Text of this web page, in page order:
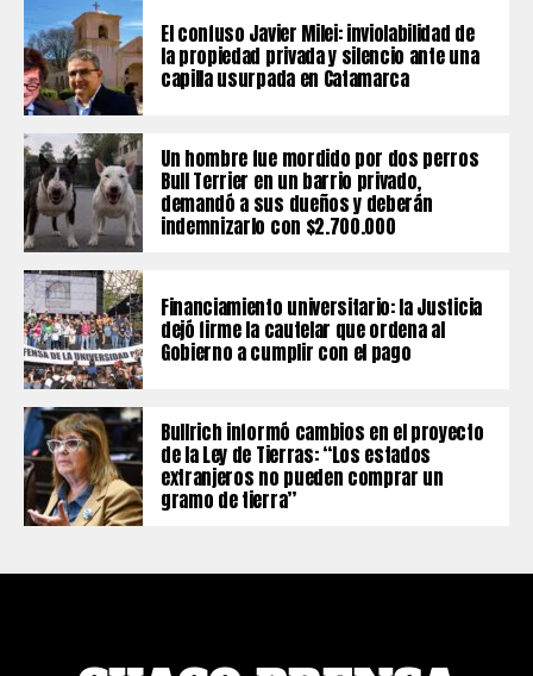
El confuso Javier Milei: inviolabilidad de
la propiedad privada y silencio ante una
capilla usurpada en Catamarca
Un hombre fue mordido por dos perros
Bull Terrier en un barrio privado,
demandó a sus dueños y deberán
indemnizarlo con $2.700.000
Financiamiento universitario: la Justicia
dejó firme la cautelar que ordena al
Gobierno a cumplir con el pago
Bullrich informó cambios en el proyecto
de la Ley de Tierras: “Los estados
extranjeros no pueden comprar un
gramo de tierra”